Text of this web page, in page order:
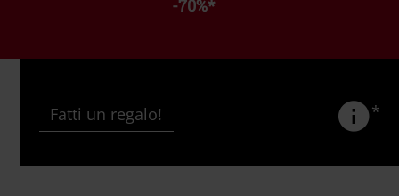
-70%*
Fatti un regalo! *